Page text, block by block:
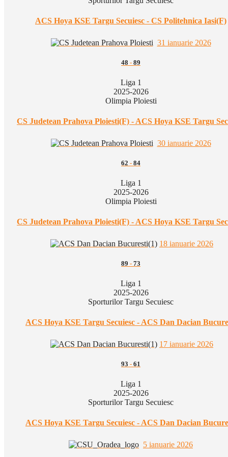
ACS Hoya KSE Targu Secuiesc - CS Politehnica Iasi(F)
31 ianuarie 2026
48 - 89
Liga 1
2025-2026
Olimpia Ploiesti
CS Judetean Prahova Ploiesti(F) - ACS Hoya KSE Targu
30 ianuarie 2026
62 - 84
Liga 1
2025-2026
Olimpia Ploiesti
CS Judetean Prahova Ploiesti(F) - ACS Hoya KSE Targu
18 ianuarie 2026
89 - 73
Liga 1
2025-2026
Sporturilor Targu Secuiesc
ACS Hoya KSE Targu Secuiesc - ACS Dan Dacian
17 ianuarie 2026
93 - 61
Liga 1
2025-2026
Sporturilor Targu Secuiesc
ACS Hoya KSE Targu Secuiesc - ACS Dan Dacian
5 ianuarie 2026